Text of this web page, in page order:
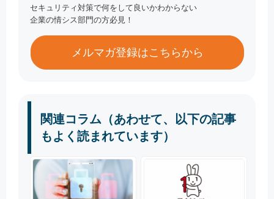
セキュリティ対策で何をして良いかわからない
企業の情シス部門の方必見！
メルマガ登録はこちらから
関連コラム（あわせて、以下の記事
もよく読まれています）